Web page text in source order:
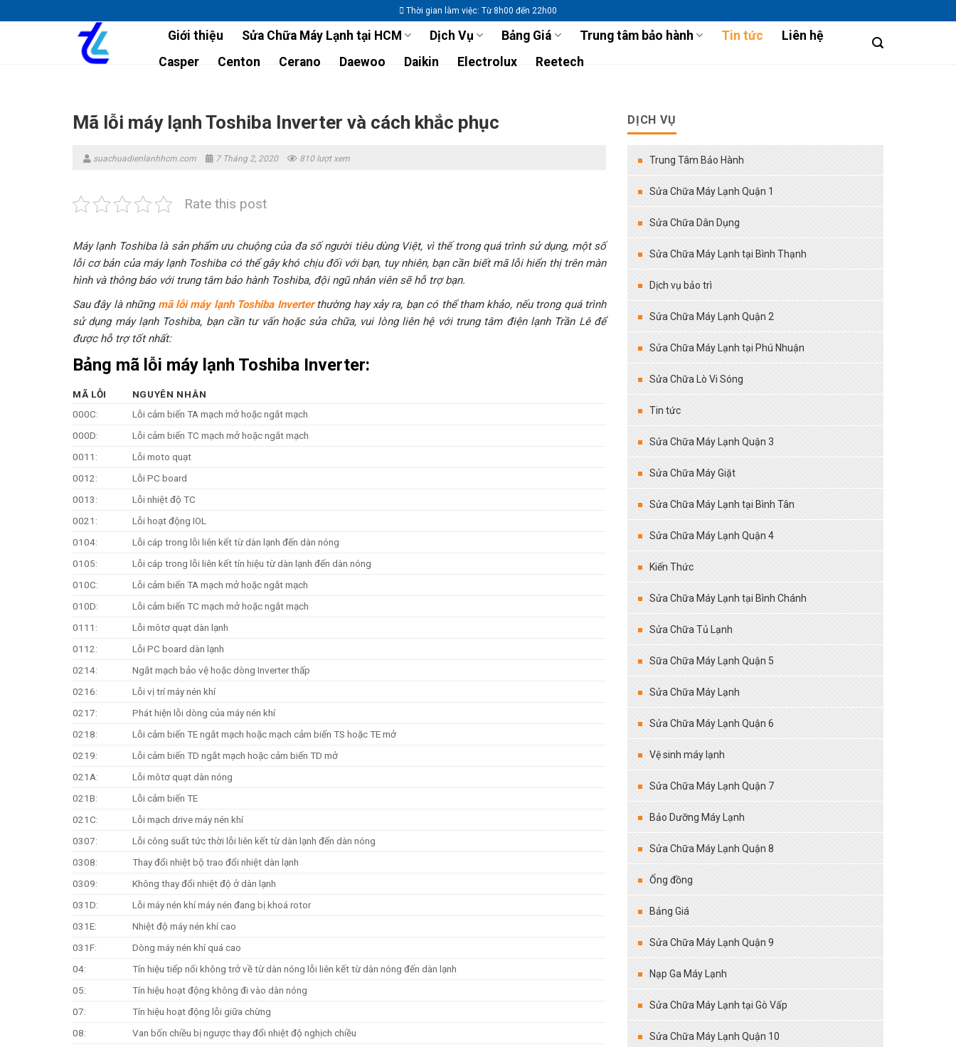
to
Thời gian làm việc: Từ 8h00 đến 22h00
Giới thiệu Sửa Chữa Máy Lạnh tại HCM Dịch Vụ Bảng Giá Trung tâm bảo hành Tin tức
Liên hệ
Casper
Centon Cerano Daewoo Daikin Electrolux Reetech
Mã lỗi máy lạnh Toshiba Inverter và cách khắc phục
suachuadienlanhhcm.com 7 Tháng 2, 2020 810 lượt xem
Rate this post
Máy lạnh Toshiba là sản phẩm ưu chuộng của đa số người tiêu dùng Việt, vì thế trong quá trình sử dụng, một số
lỗi cơ bản của máy lạnh Toshiba có thể gây khó chịu đối với bạn, tuy nhiên, bạn cần biết mã lỗi hiển thị trên màn
hình và thông báo với trung tâm bảo hành Toshiba, đội ngũ nhân viên sẽ hỗ trợ bạn.
Sau đây là những mã lỗi máy lạnh Toshiba Inverterthường hay xảy ra, bạn có thể tham khảo, nếu trong quá trình
sử dụng máy lạnh Toshiba, bạn cần tư vấn hoặc sửa chữa, vui lòng liên hệ với trung tâm điện lạnh Trần Lê để
được hỗ trợ tốt nhất:
Bảng mã lỗi máy lạnh Toshiba Inverter:
MÃ LỖI
NGUYÊN NHÂN
000C:
Lỗi cảm biến TA mạch mở hoặc ngắt mạch
000D:
Lỗi cảm biến TC mạch mở hoặc ngắt mạch
0011:
Lỗi moto quạt
0012:
Lỗi PC board
0013:
Lỗi nhiệt độ TC
0021:
Lỗi hoạt động IOL
0104:
Lỗi cáp trong lỗi liên kết từ dàn lạnh đến dàn nóng
0105:
Lỗi cáp trong lỗi liên kết tín hiệu từ dàn lạnh đến dàn nóng
010C:
Lỗi cảm biến TA mạch mở hoặc ngắt mạch
010D:
Lỗi cảm biến TC mạch mở hoặc ngắt mạch
0111:
Lỗi môtơ quạt dàn lạnh
0112:
Lỗi PC board dàn lạnh
0214:
Ngắt mạch bảo vệ hoặc dòng Inverter thấp
0216:
Lỗi vị trí máy nén khí
0217:
Phát hiện lỗi dòng của máy nén khí
0218:
Lỗi cảm biến TE ngắt mạch hoặc mạch cảm biến TS hoặc TE mở
0219:
Lỗi cảm biến TD ngắt mạch hoặc cảm biến TD mở
021A:
Lỗi môtơ quạt dàn nóng
021B:
Lỗi cảm biến TE
021C:
Lỗi mạch drive máy nén khí
0307:
Lỗi công suất tức thời lỗi liên kết từ dàn lạnh đến dàn nóng
0308:
Thay đổi nhiệt bộ trao đổi nhiệt dàn lạnh
0309:
Không thay đổi nhiệt độ ở dàn lạnh
031D:
Lỗi máy nén khí máy nén đang bị khoá rotor
031E:
Nhiệt độ máy nén khí cao
031F:
Dòng máy nén khí quá cao
04:
Tín hiệu tiếp nối không trở về từ dàn nóng lỗi liên kết từ dàn nóng đến dàn lạnh
05:
Tín hiệu hoạt động không đi vào dàn nóng
07:
Tín hiệu hoạt động lỗi giữa chừng
08:
Van bốn chiều bị ngược thay đổi nhiệt độ nghịch chiều
DỊCH VỤ
Trung Tâm Bảo Hành
Sửa Chữa Máy Lạnh Quận 1
Sửa Chữa Dân Dụng
Sửa Chữa Máy Lạnh tại Bình Thạnh
Dịch vụ bảo trì
Sửa Chữa Máy Lạnh Quận 2
Sửa Chữa Máy Lạnh tại Phú Nhuận
Sửa Chữa Lò Vi Sóng
Tin tức
Sửa Chữa Máy Lạnh Quận 3
Sửa Chữa Máy Giặt
Sửa Chữa Máy Lạnh tại Bình Tân
Sửa Chữa Máy Lạnh Quận 4
Kiến Thức
Sửa Chữa Máy Lạnh tại Bình Chánh
Sửa Chữa Tủ Lạnh
Sữa Chữa Máy Lạnh Quận 5
Sửa Chữa Máy Lạnh
Sửa Chữa Máy Lạnh Quận 6
Vệ sinh máy lạnh
Sửa Chữa Máy Lạnh Quận 7
Bảo Dưỡng Máy Lạnh
Sửa Chữa Máy Lạnh Quận 8
Ống đồng
Bảng Giá
Sửa Chữa Máy Lạnh Quận 9
Nạp Ga Máy Lạnh
Sửa Chữa Máy Lạnh tại Gò Vấp
Sửa Chữa Máy Lạnh Quận 10